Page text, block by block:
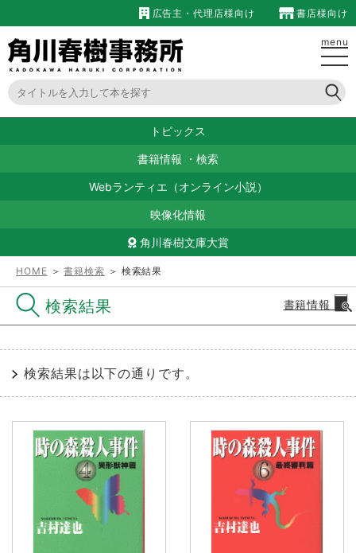
広告主・代理店様向け 書店様向け
menu
トピックス
書籍情報 ・ 検索
Webランティエ（オンライン小説）
映像化情報
角川春樹文庫大賞
HOME ＞書籍検索 ＞ 検索結果
検索結果 書籍情報
検索結果は以下の通りです。